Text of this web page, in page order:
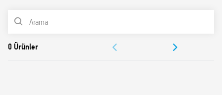
Bundesanstalt)
1/B doğruluk sınıfı
Uzaktan enerji kontrolü için EN 62053-31 standardına
uygun S0 uyarı arayüzü
ÜRÜN LİSTESİ
ONAYLAR